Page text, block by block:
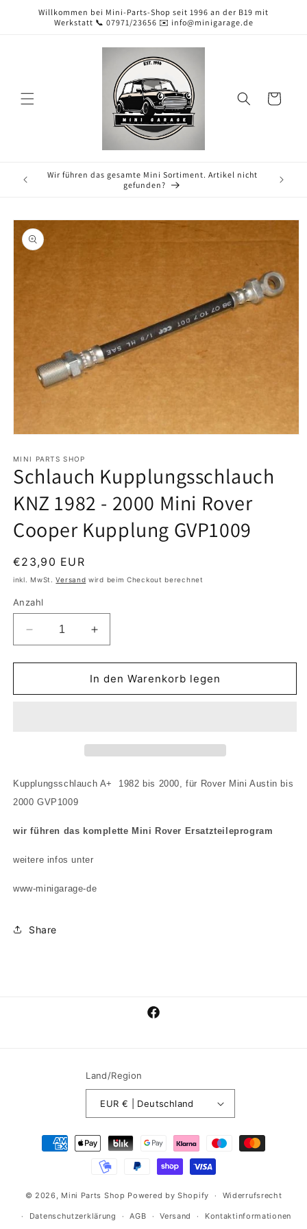
zumWillkommen bei Mini-Parts-Shop seit 1996 an der B19 mit
Werkstatt 📞 07971/23656 ✉️ info@minigarage.de
Warenkorb
Wir führen das gesamte Mini Sortiment. Artikel nicht
gefunden?
in
Modal
öffnen
MINI PARTS SHOP
Schlauch Kupplungsschlauch
KNZ 1982 - 2000 Mini Rover
Cooper Kupplung GVP1009
Normaler
Preis
€23,90 EUR
inkl. MwSt.Versand wird beim Checkout berechnet
Anzahl
Verringere
die
Menge
Schlauch
Mini
Cooper
GVP1009
Erhöhe
die
Menge
für
Schlauch
Mini
GVP1009
In den Warenkorb legen
Kupplungsschlauch A+ 1982 bis 2000, für Rover Mini Austin bis
2000 GVP1009
wir führen das komplette Mini Rover Ersatzteileprogram
weitere infos unter
www-minigarage-de
Share
Facebook
Land/Region
EUR € | Deutschland
Zahlungsmethoden
© 2026, Mini Parts Shop Powered by Shopify Widerrufsrecht
Datenschutzerklärung AGB Versand Kontaktinformationen